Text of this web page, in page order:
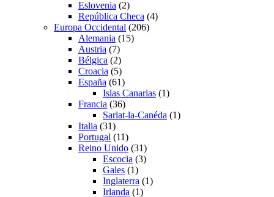
Eslovenia (2)
República Checa (4)
Europa Occidental (206)
Alemania (15)
Austria (7)
Bélgica (2)
Croacia (5)
España (61)
Islas Canarias (1)
Francia (36)
Sarlat-la-Canéda (1)
Italia (31)
Portugal (11)
Reino Unido (31)
Escocia (3)
Gales (1)
Inglaterra (1)
Irlanda (1)